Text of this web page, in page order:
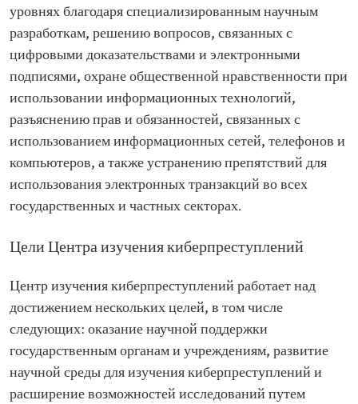
уровнях благодаря специализированным научным
разработкам, решению вопросов, связанных с
цифровыми доказательствами и электронными
подписями, охране общественной нравственности при
использовании информационных технологий,
разъяснению прав и обязанностей, связанных с
использованием информационных сетей, телефонов и
компьютеров, а также устранению препятствий для
использования электронных транзакций во всех
государственных и частных секторах.
Цели Центра изучения киберпреступлений
Центр изучения киберпреступлений работает над
достижением нескольких целей, в том числе
следующих: оказание научной поддержки
государственным органам и учреждениям, развитие
научной среды для изучения киберпреступлений и
расширение возможностей исследований путем